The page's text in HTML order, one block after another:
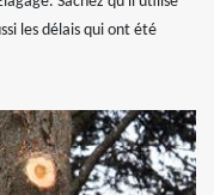
les délais qui ont été